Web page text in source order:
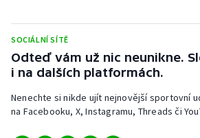
Rychlostní kanoistika
Short track
Sportovní střelba
SOCIÁLNÍ SÍTĚ
Odteď vám už nic neunikne.
i na dalších platformách.
Nenechte si nikde ujít nejnovější sportovní
na Facebooku, X, Instagramu, Threads či